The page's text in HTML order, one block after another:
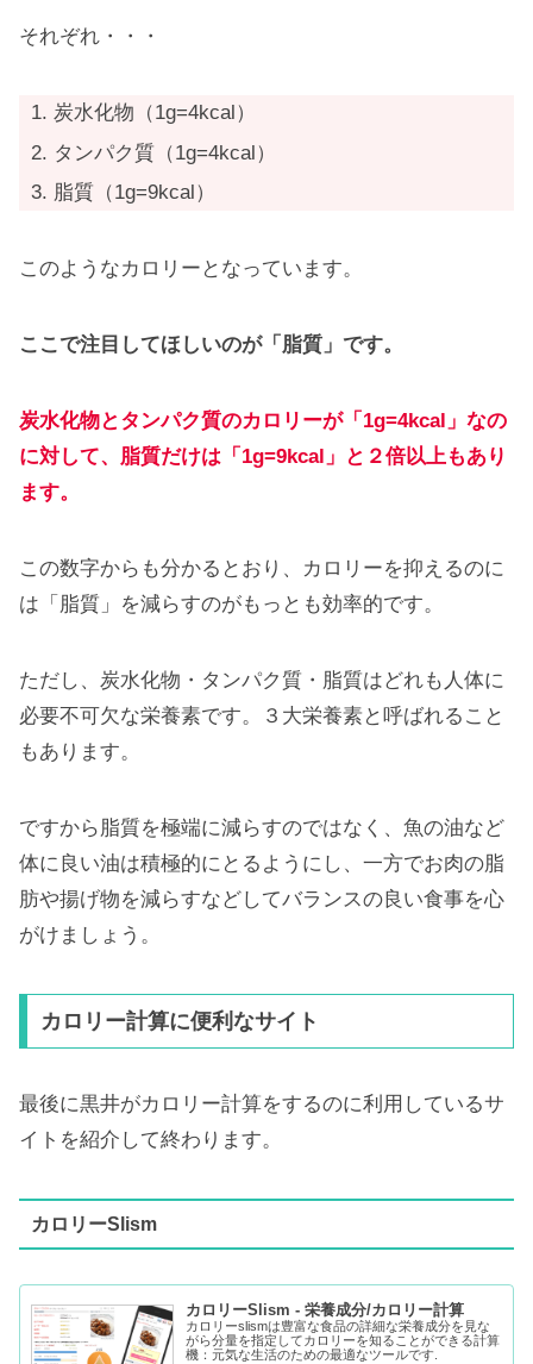
それぞれ・・・
炭水化物（1g=4kcal）
タンパク質（1g=4kcal）
脂質（1g=9kcal）
このようなカロリーとなっています。
ここで注目してほしいのが「脂質」です。
炭水化物とタンパク質のカロリーが「1g=4kcal」なの
に対して、脂質だけは「1g=9kcal」と２倍以上もあり
ます。
この数字からも分かるとおり、カロリーを抑えるのに
は「脂質」を減らすのがもっとも効率的です。
ただし、炭水化物・タンパク質・脂質はどれも人体に
必要不可欠な栄養素です。３大栄養素と呼ばれること
もあります。
ですから脂質を極端に減らすのではなく、魚の油など
体に良い油は積極的にとるようにし、一方でお肉の脂
肪や揚げ物を減らすなどしてバランスの良い食事を心
がけましょう。
カロリー計算に便利なサイト
最後に黒井がカロリー計算をするのに利用しているサ
イトを紹介して終わります。
カロリーSlism
カロリーSlism - 栄養成分/カロリー計算
カロリーslismは豊富な食品の詳細な栄養成分を見な
がら分量を指定してカロリーを知ることができる計算
機：元気な生活のための最適なツールです.